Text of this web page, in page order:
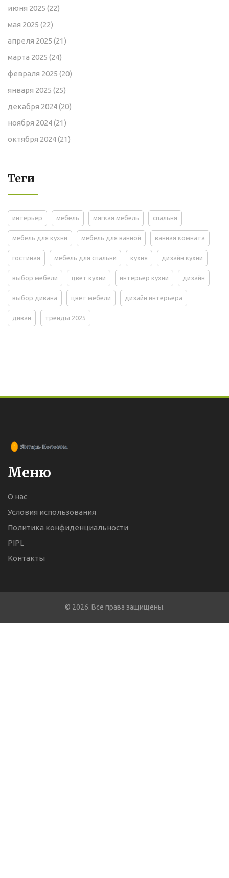
июня 2025 (22)
мая 2025 (22)
апреля 2025 (21)
марта 2025 (24)
февраля 2025 (20)
января 2025 (25)
декабря 2024(20)
ноября 2024(21)
октября 2024(21)
Теги
интерьер мебель мягкая мебель спальня
мебель для кухни мебель для ванной ванная комната
гостиная мебель для спальни кухня дизайн кухни
выбор мебели цвет кухни интерьер кухни дизайн
выбор дивана цвет мебели дизайн интерьера
диван тренды 2025
Меню
О нас
Условия использования
Политика конфиденциальности
PIPL
Контакты
© 2026. Все права защищены.